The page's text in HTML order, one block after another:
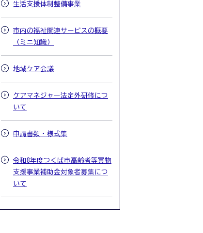
生活支援体制整備事業
市内の福祉関連サービスの概要
（ミニ知識）
地域ケア会議
ケアマネジャー法定外研修につ
いて
申請書類・様式集
令和8年度つくば市高齢者等買物
支援事業補助金対象者募集につ
いて